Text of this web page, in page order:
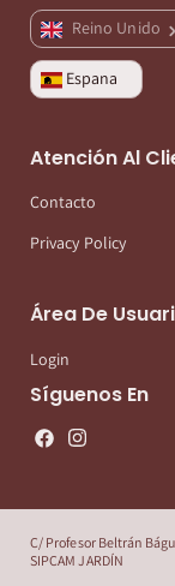
Reino Unido
Espana
Atención Al
Contacto
Privacy Policy
Área De
Login
Síguenos En
C/ Profesor Beltrán
SIPCAM JARDÍN